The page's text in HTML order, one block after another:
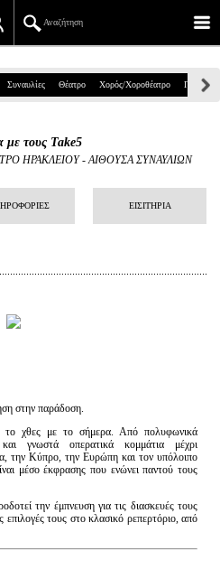
Αναζήτηση
39, Αθήνα
Συναυλίες Θέατρο Χορός/Χοροθέατρο Παιδικά
με τους Take5
ΗΡΑΚΛΕΙΟΥ-ΑΙΘΟΥΣΑ ΣΥΝΑΥΛΙΩΝ
ΕΙΣΙΤΗΡΙΑ
στην παράδοση.
το χθες με το σήμερα. Από πολυφωνικά
γνωστά οπερατικά κομμάτια μέχρι
την Κύπρο, την Ευρώπη και τον υπόλοιπο
μέσο έκφρασης που ενώνει παντού τους
την έμπνευση για τις διασκευές τους
τους στο κλασικό ρεπερτόριο, από